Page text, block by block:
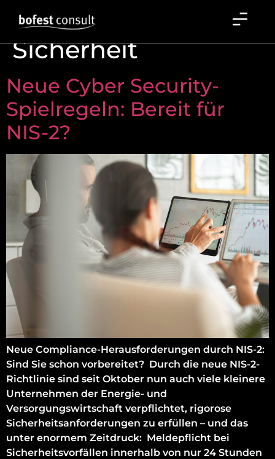
Schlagwort:
Sicherheit
Neue Cyber Security-
Spielregeln: Bereit für
NIS-2?
Neue Compliance-Herausforderungen durch NIS-2:
Sind Sie schon vorbereitet? Durch die neue NIS-2-
Richtlinie sind seit Oktober nun auch viele kleinere
Unternehmen der Energie- und
Versorgungswirtschaft verpflichtet, rigorose
Sicherheitsanforderungen zu erfüllen – und das
unter enormem Zeitdruck: Meldepflicht bei
Sicherheitsvorfällen innerhalb von nur 24 Stunden